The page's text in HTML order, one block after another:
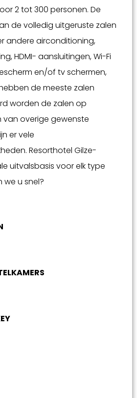
2 tot 300 personen. De
de volledig uitgeruste zalen
andere airconditioning,
HDMI- aansluitingen, Wi-Fi
en/of tv schermen,
de meeste zalen
worden de zalen op
van overige gewenste
er vele
Resorthotel Gilze-
uitvalsbasis voor elk type
we u snel?